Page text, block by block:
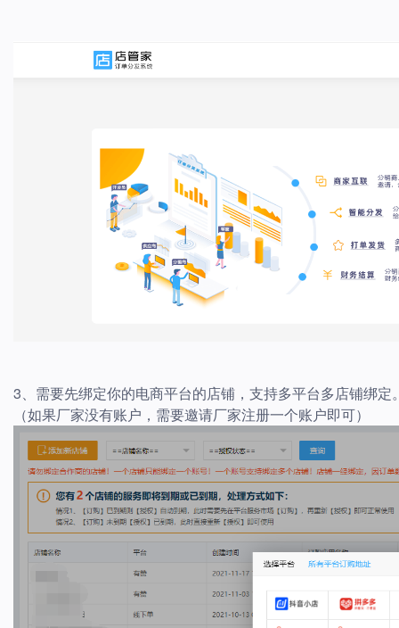
3、需要先绑定你的电商平台的店铺，支持多平台多店铺绑
（如果厂家没有账户，需要邀请厂家注册一个账户即可）